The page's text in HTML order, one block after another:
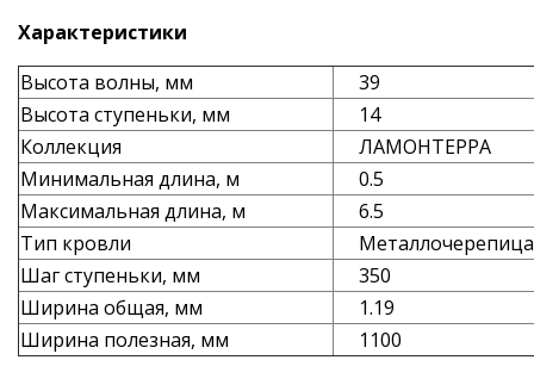
Характеристики
Высота волны, мм
39
Высота ступеньки, мм
14
Коллекция
ЛАМОНТЕРРА
Минимальная длина, м
0.5
Максимальная длина, м
6.5
Тип кровли
Металлочерепица
Шаг ступеньки, мм
350
Ширина общая, мм
1.19
Ширина полезная, мм
1100